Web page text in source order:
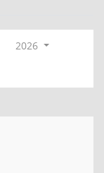
2026